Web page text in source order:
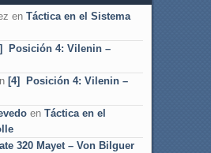
en Táctica en el Sistema
Posición 4: Vilenin –
[4] Posición 4: Vilenin –
en Táctica en el
320 Mayet – Von Bilguer